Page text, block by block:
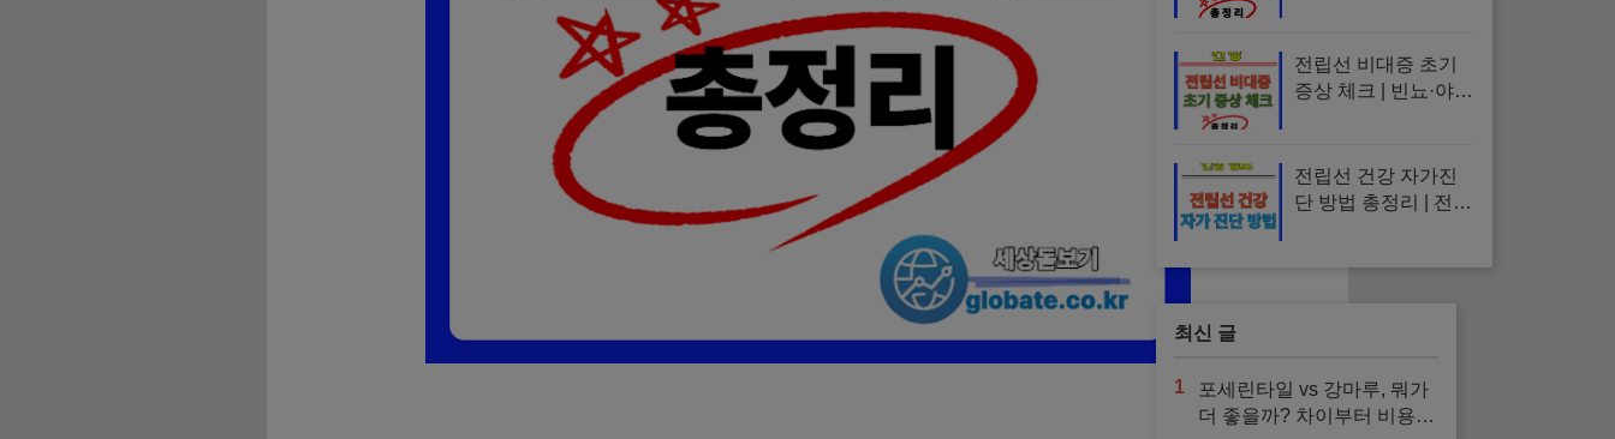
료시간
전립선 비대증 초기
증상 체크 | 빈뇨·야간
전립선 건강 자가진
단 방법 총정리 | 전립
최신 글
1
포세린타일 vs 강마루, 뭐가
더 좋을까? 차이부터 비용까